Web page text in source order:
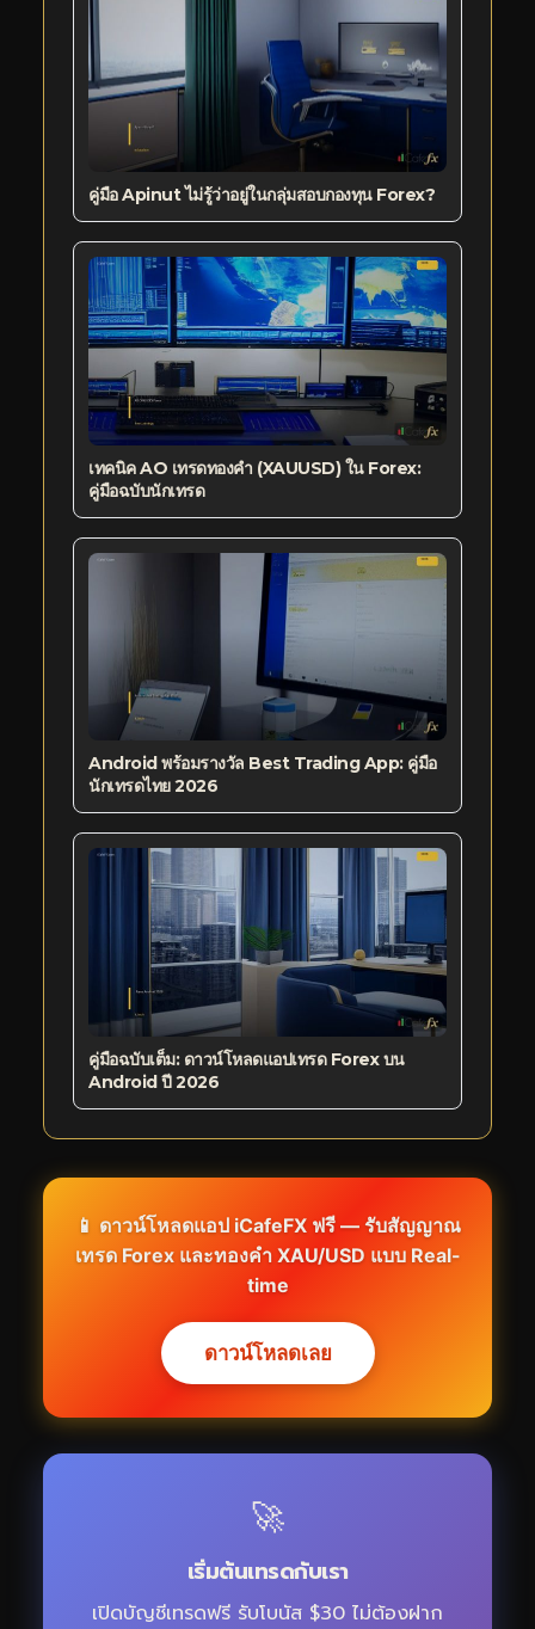
คู่มือ Apinut ไม่รู้ว่าอยู่ในกลุ่มสอบกองทุน Forex?
เทคนิค AO เทรดทองคำ (XAUUSD) ใน Forex:
คู่มือฉบับนักเทรด
Android พร้อมรางวัล Best Trading App: คู่มือ
นักเทรดไทย 2026
คู่มือฉบับเต็ม: ดาวน์โหลดแอปเทรด Forex บน
Android ปี 2026
📱 ดาวน์โหลดแอป iCafeFX ฟรี — รับสัญญาณ
เทรด Forex และทองคำ XAU/USD แบบ Real-
time
ดาวน์โหลดเลย
🚀
เริ่มต้นเทรดกับเรา
เปิดบัญชีเทรดฟรี รับโบนัส $30 ไม่ต้องฝาก